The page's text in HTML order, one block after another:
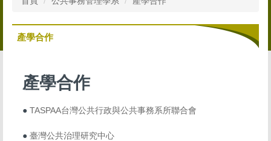
產學合作
產學合作
● TASPAA台灣公共行政與公共事務系所聯合會
● 臺灣公共治理研究中心